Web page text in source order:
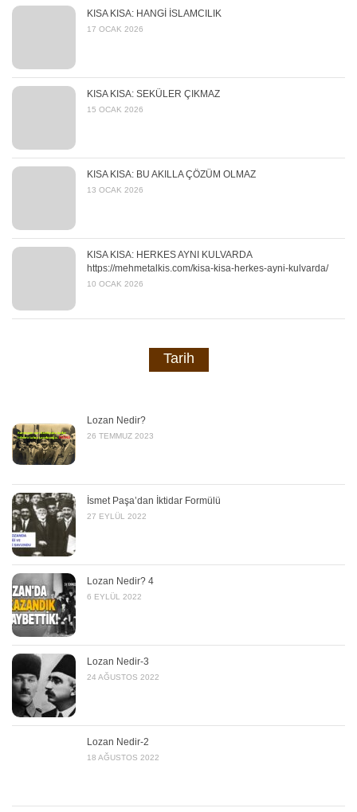
KISA KISA: HANGİ İSLAMCILIK
17 OCAK 2026
KISA KISA: SEKÜLER ÇIKMAZ
15 OCAK 2026
KISA KISA: BU AKILLA ÇÖZÜM OLMAZ
13 OCAK 2026
KISA KISA: HERKES AYNI KULVARDA
https://mehmetalkis.com/kisa-kisa-herkes-ayni-kulvarda/
10 OCAK 2026
Tarih
Lozan Nedir?
26 TEMMUZ 2023
İsmet Paşa’dan İktidar Formülü
27 EYLÜL 2022
Lozan Nedir? 4
6 EYLÜL 2022
Lozan Nedir-3
24 AĞUSTOS 2022
Lozan Nedir-2
18 AĞUSTOS 2022